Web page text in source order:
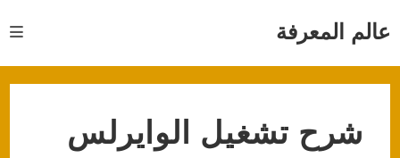
عالم المعرفة
شرح تشغيل الوايرلس